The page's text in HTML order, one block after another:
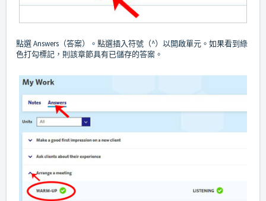
點選 Answers（答案）。點選插入符號（^）以開啟單元。如果看到綠
色打勾標記，則該章節具有已儲存的答案。